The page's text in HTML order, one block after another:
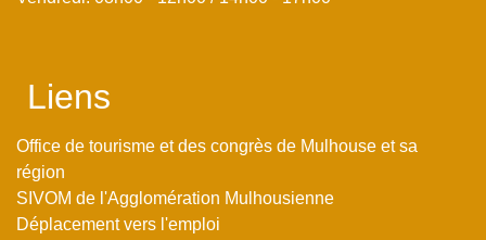
Liens
Office de tourisme et des congrès de Mulhouse et sa
région
SIVOM de l'Agglomération Mulhousienne
Déplacement vers l'emploi